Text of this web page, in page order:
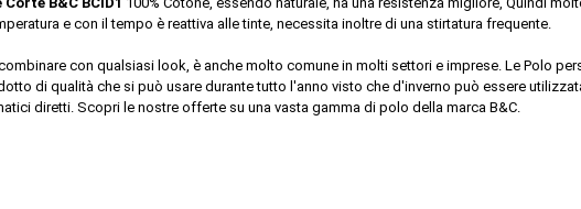
e con il tempo è reattiva alle tinte, necessita inoltre di una stirtatura frequente.
con qualsiasi look, è anche molto comune in molti settori e imprese. Le Polo
di qualità che si può usare durante tutto l'anno visto che d'inverno può essere
diretti. Scopri le nostre offerte su una vasta gamma di polo della marca B&C.